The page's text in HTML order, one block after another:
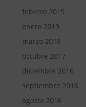
febrero 2019
enero 2019
marzo 2018
octubre 2017
diciembre 2016
septiembre 2016
agosto 2016